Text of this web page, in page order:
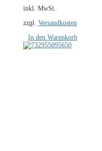
inkl. MwSt.
zzgl. Versandkosten
In den Warenkorb